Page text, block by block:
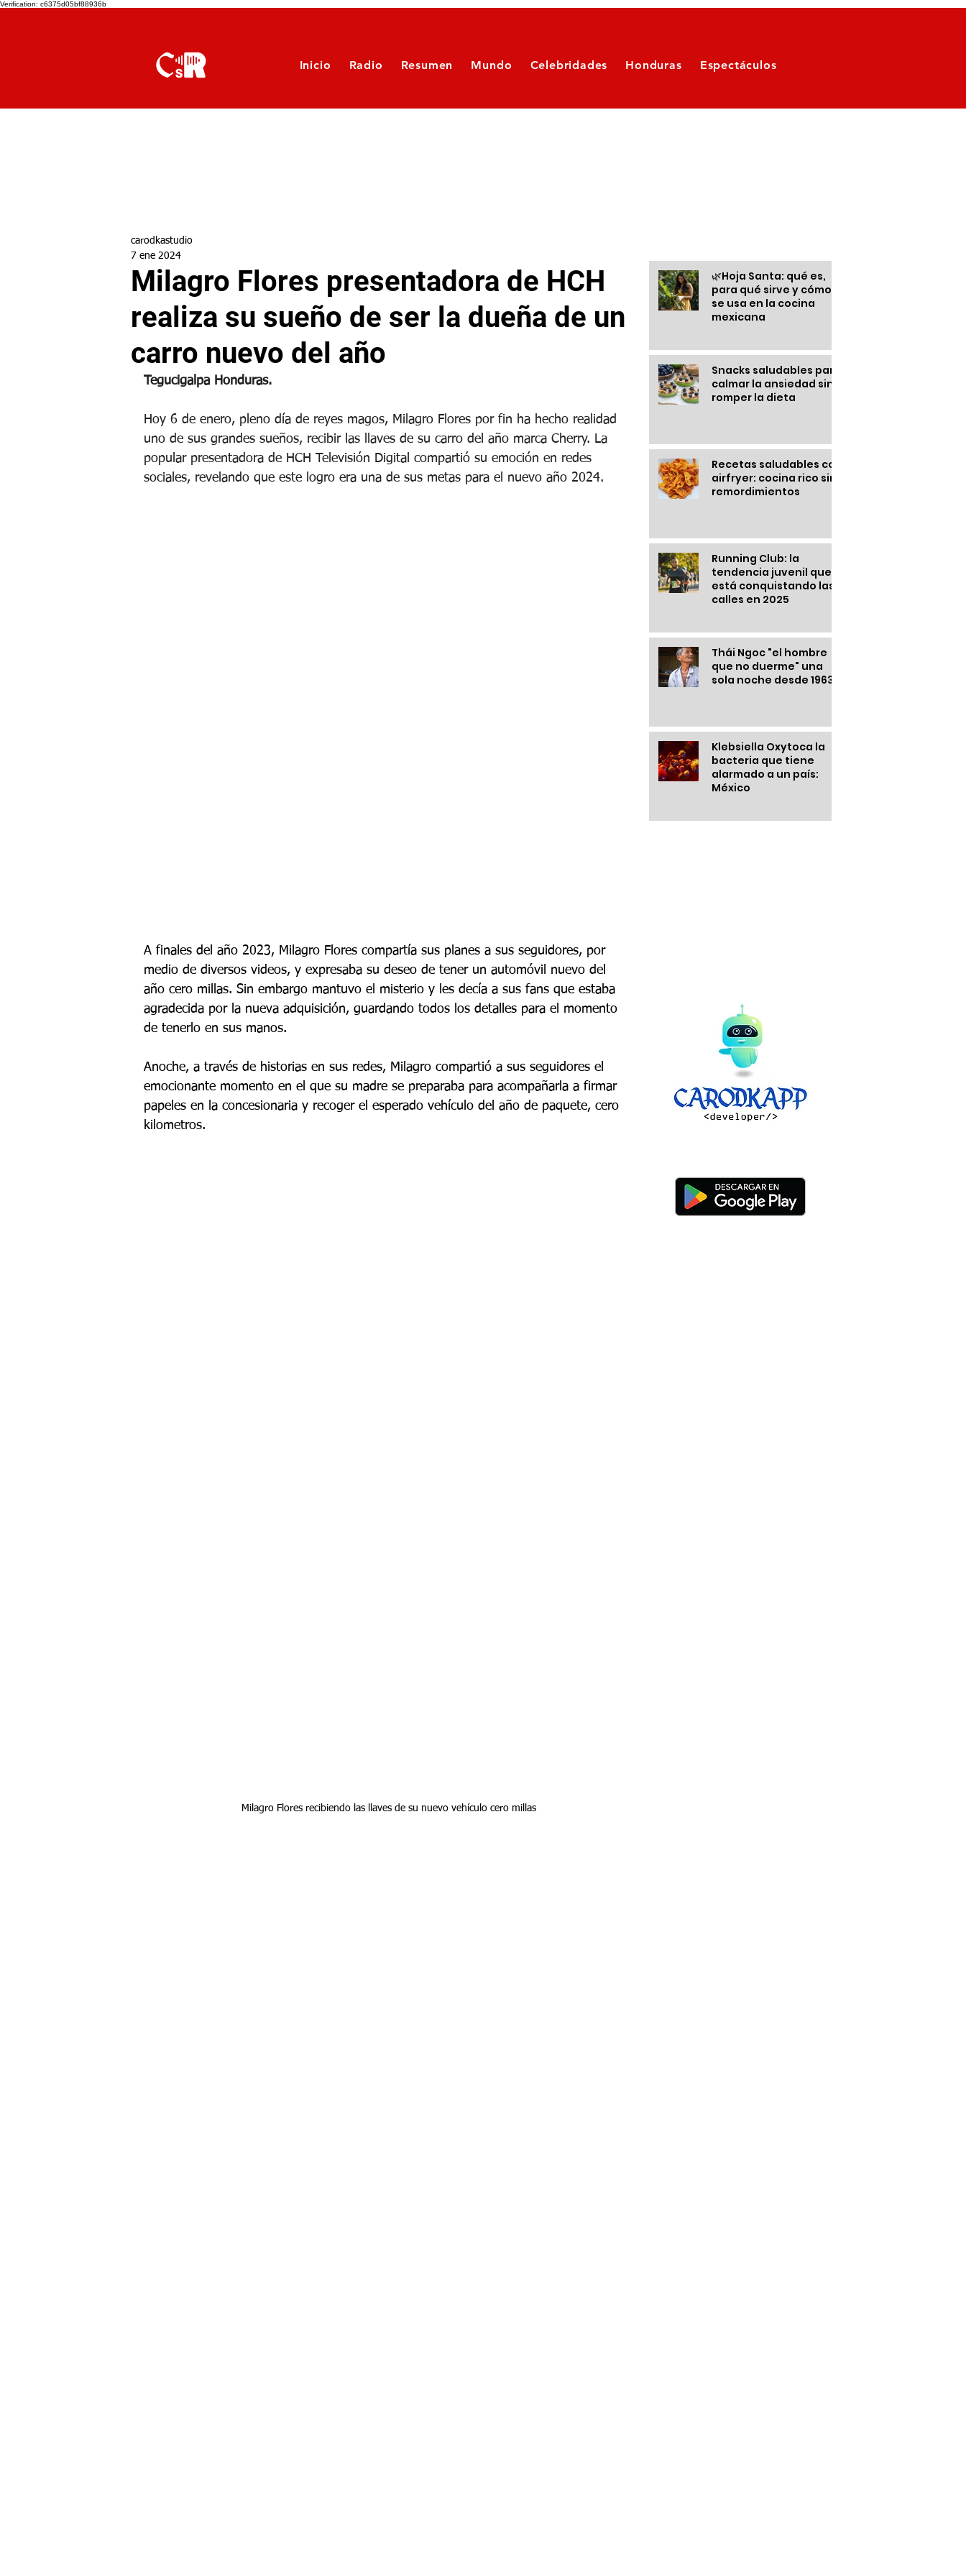
Verification: c6375d05bf88936b
Inicio Radio Resumen Mundo Celebridades Honduras Espectáculos
Milagro Flores presentadora de HCH
realiza su sueño de ser la dueña de un
carro nuevo del año
carodkastudio
7 ene 2024
Tegucigalpa Honduras.
Hoy 6 de enero, pleno día de reyes magos, Milagro Flores por fin ha hecho realidad
uno de sus grandes sueños, recibir las llaves de su carro del año marca Cherry. La
popular presentadora de HCH Televisión Digital compartió su emoción en redes
sociales, revelando que este logro era una de sus metas para el nuevo año 2024.
A finales del año 2023, Milagro Flores compartía sus planes a sus seguidores, por
medio de diversos videos, y expresaba su deseo de tener un automóvil nuevo del
año cero millas. Sin embargo mantuvo el misterio y les decía a sus fans que estaba
agradecida por la nueva adquisición, guardando todos los detalles para el momento
de tenerlo en sus manos.
Anoche, a través de historias en sus redes, Milagro compartió a sus seguidores el
emocionante momento en el que su madre se preparaba para acompañarla a firmar
papeles en la concesionaria y recoger el esperado vehículo del año de paquete, cero
kilometros.
Milagro Flores recibiendo las llaves de su nuevo vehículo cero millas
🌿Hoja Santa: qué es,
para qué sirve y cómo
se usa en la cocina
mexicana
Snacks saludables para
calmar la ansiedad sin
romper la dieta
Recetas saludables con
airfryer: cocina rico sin
remordimientos
Running Club: la
tendencia juvenil que
está conquistando las
calles en 2025
Thái Ngoc "el hombre
que no duerme" una
sola noche desde 1963
Klebsiella Oxytoca la
bacteria que tiene
alarmado a un país:
México